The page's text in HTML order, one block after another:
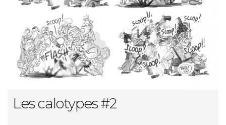
Les calotypes #2